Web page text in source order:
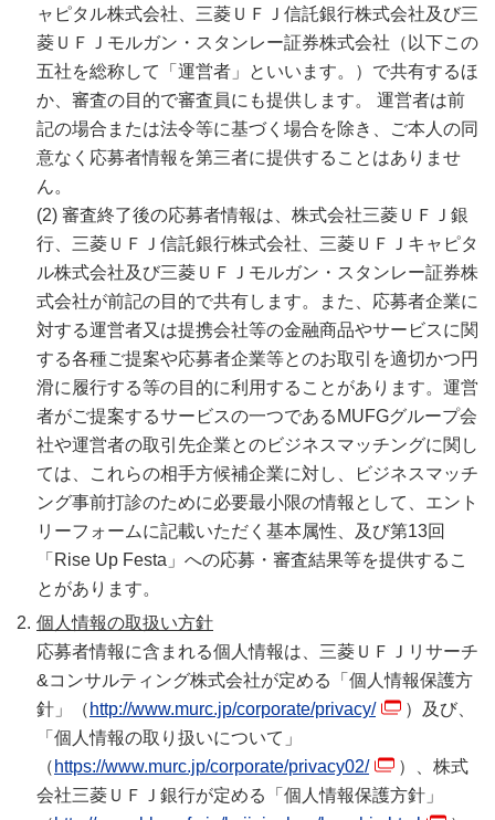
ャピタル株式会社、三菱ＵＦＪ信託銀行株式会社及び三
菱ＵＦＪモルガン・スタンレー証券株式会社（以下この
五社を総称して「運営者」といいます。）で共有するほ
か、審査の目的で審査員にも提供します。 運営者は前
記の場合または法令等に基づく場合を除き、ご本人の同
意なく応募者情報を第三者に提供することはありませ
ん。
(2) 審査終了後の応募者情報は、株式会社三菱ＵＦＪ銀
行、三菱ＵＦＪ信託銀行株式会社、三菱ＵＦＪキャピタ
ル株式会社及び三菱ＵＦＪモルガン・スタンレー証券株
式会社が前記の目的で共有します。また、応募者企業に
対する運営者又は提携会社等の金融商品やサービスに関
する各種ご提案や応募者企業等とのお取引を適切かつ円
滑に履行する等の目的に利用することがあります。運営
者がご提案するサービスの一つであるMUFGグループ会
社や運営者の取引先企業とのビジネスマッチングに関し
ては、これらの相手方候補企業に対し、ビジネスマッチ
ング事前打診のために必要最小限の情報として、エント
リーフォームに記載いただく基本属性、及び第13回
「Rise Up Festa」への応募・審査結果等を提供するこ
とがあります。
個人情報の取扱い方針
応募者情報に含まれる個人情報は、三菱ＵＦＪリサーチ
&コンサルティング株式会社が定める「個人情報保護方
針」（ http://www.murc.jp/corporate/privacy/
）及び、
「個人情報の取り扱いについて」
（ https://www.murc.jp/corporate/privacy02/
）、株式
会社三菱ＵＦＪ銀行が定める「個人情報保護方針」